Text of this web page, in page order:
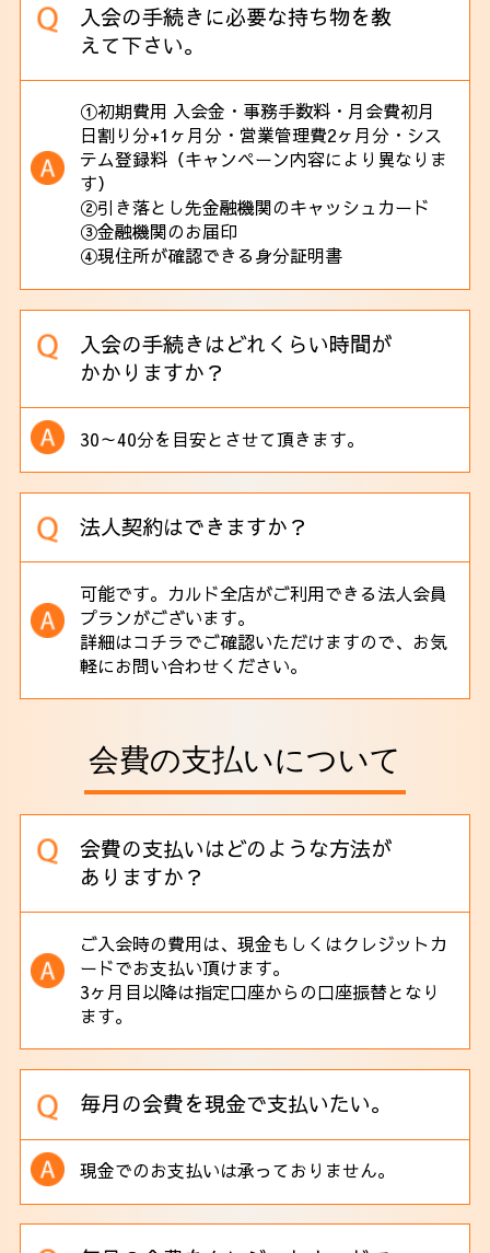
入会の手続きに必要な持ち物を教
えて下さい。
①初期費用 入会金・事務手数料・月会費初月
日割り分+1ヶ月分・営業管理費2ヶ月分・シス
テム登録料（キャンペーン内容により異なりま
す）
②引き落とし先金融機関のキャッシュカード
③金融機関のお届印
④現住所が確認できる身分証明書
入会の手続きはどれくらい時間が
かかりますか？
30～40分を目安とさせて頂きます。
法人契約はできますか？
可能です。カルド全店がご利用できる法人会員
プランがございます。
詳細はコチラでご確認いただけますので、お気
軽にお問い合わせください。
会費の支払いについて
会費の支払いはどのような方法が
ありますか？
ご入会時の費用は、現金もしくはクレジットカ
ードでお支払い頂けます。
3ヶ月目以降は指定口座からの口座振替となり
ます。
毎月の会費を現金で支払いたい。
現金でのお支払いは承っておりません。